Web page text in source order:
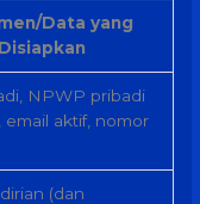
Data yang
Disiapkan
NPWP pribadi
email aktif, nomor
(dan